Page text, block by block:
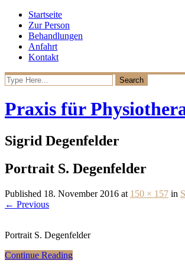
Startseite
Zur Person
Behandlungen
Anfahrt
Kontakt
Praxis für
Sigrid Degenfelder
Portrait S. Degenfelder
Published 18. November 2016 at 150 × 157 in
← Previous
Portrait S. Degenfelder
Continue Reading